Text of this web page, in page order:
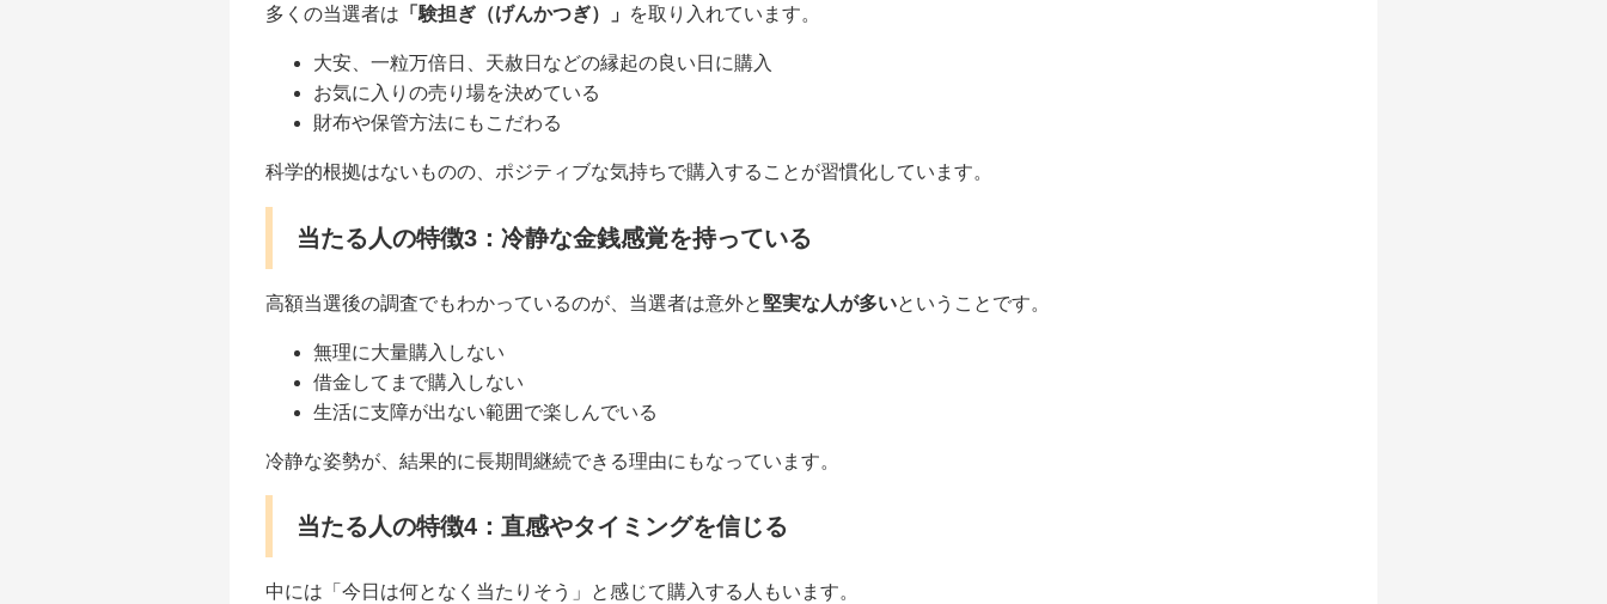
多くの当選者は 「験担ぎ（げんかつぎ）」 を取り入れています。
大安、一粒万倍日、天赦日などの縁起の良い日に購入
お気に入りの売り場を決めている
財布や保管方法にもこだわる
科学的根拠はないものの、ポジティブな気持ちで購入することが習慣化しています。
当たる人の特徴3：冷静な金銭感覚を持っている
高額当選後の調査でもわかっているのが、当選者は意外と堅実な人が多いということです。
無理に大量購入しない
借金してまで購入しない
生活に支障が出ない範囲で楽しんでいる
冷静な姿勢が、結果的に長期間継続できる理由にもなっています。
当たる人の特徴4：直感やタイミングを信じる
中には「今日は何となく当たりそう」と感じて購入する人もいます。